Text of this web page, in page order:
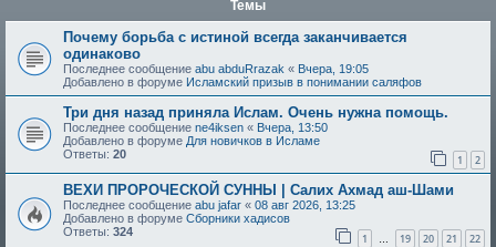
Темы
Почему борьба с истиной всегда заканчивается
одинаково
Последнее сообщение abu abduRrazak « Вчера, 19:05
Добавлено в форуме Исламский призыв в понимании саляфов
Три дня назад приняла Ислам. Очень нужна помощь.
Последнее сообщение ne4iksen « Вчера, 13:50
Добавлено в форуме Для новичков в Исламе
Ответы: 20 1 2
ВЕХИ ПРОРОЧЕСКОЙ СУННЫ | Салих Ахмад аш-Шами
Последнее сообщение abu jafar « 08 авг 2026, 13:25
Добавлено в форуме Сборники хадисов
Ответы: 324 1 … 19 20 21 22